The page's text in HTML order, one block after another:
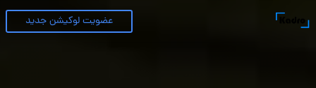
عضویت لوکیشن جدید